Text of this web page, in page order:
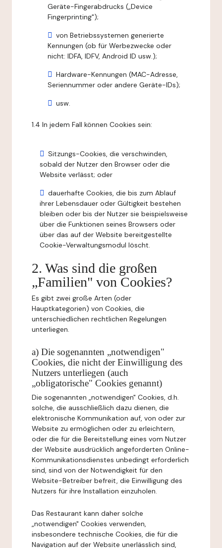
Geräte-Fingerabdrucks („Device
Fingerprinting");
von Betriebssystemen generierte
Kennungen (ob für Werbezwecke oder
nicht: IDFA, IDFV, Android ID usw.);
Hardware-Kennungen (MAC-Adresse,
Seriennummer oder andere Geräte-IDs);
usw.
1.4 In jedem Fall können Cookies sein:
Sitzungs-Cookies, die verschwinden,
sobald der Nutzer den Browser oder die
Website verlässt; oder
dauerhafte Cookies, die bis zum Ablauf
ihrer Lebensdauer oder Gültigkeit bestehen
bleiben oder bis der Nutzer sie beispielsweise
über die Funktionen seines Browsers oder
über das auf der Website bereitgestellte
Cookie-Verwaltungsmodul löscht.
2. Was sind die großen
„Familien" von Cookies?
Es gibt zwei große Arten (oder
Hauptkategorien) von Cookies, die
unterschiedlichen rechtlichen Regelungen
unterliegen.
a) Die sogenannten „notwendigen"
Cookies, die nicht der Einwilligung des
Nutzers unterliegen (auch
„obligatorische" Cookies genannt)
Die sogenannten „notwendigen" Cookies, d.h.
solche, die ausschließlich dazu dienen, die
elektronische Kommunikation auf, von oder zur
Website zu ermöglichen oder zu erleichtern,
oder die für die Bereitstellung eines vom Nutzer
der Website ausdrücklich angeforderten Online-
Kommunikationsdienstes unbedingt erforderlich
sind, sind von der Notwendigkeit für den
Website-Betreiber befreit, die Einwilligung des
Nutzers für ihre Installation einzuholen.
Das Restaurant kann daher solche
„notwendigen" Cookies verwenden,
insbesondere technische Cookies, die für die
Navigation auf der Website unerlässlich sind,